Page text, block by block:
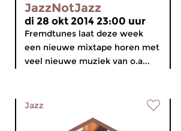
JazzNotJazz
di 28 okt 2014 23:00 uur
Fremdtunes laat deze week
een nieuwe mixtape horen met
veel nieuwe muziek van o.a...
Jazz